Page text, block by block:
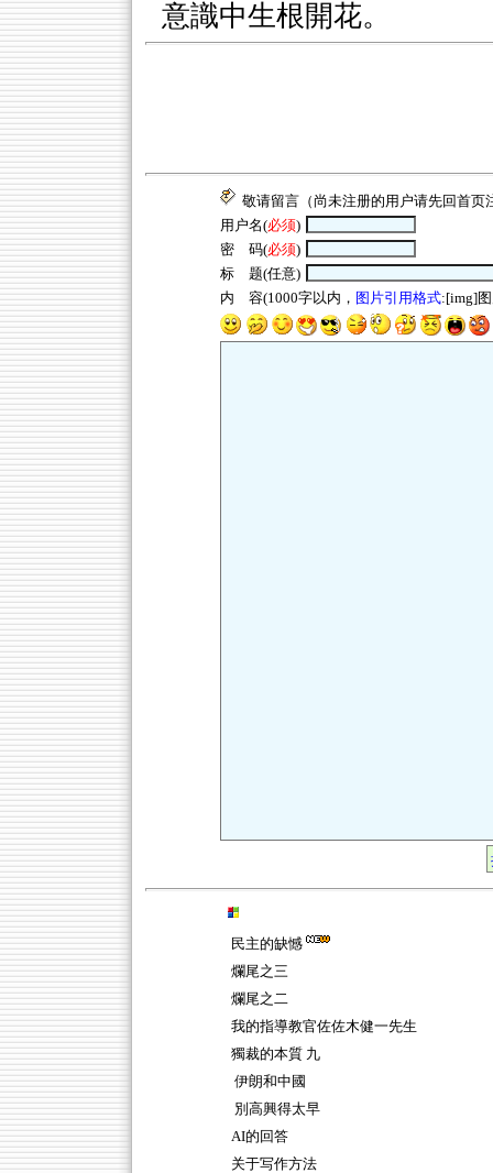
意識中生根開花。
敬请留言（尚未注册的用户请先回首页
用户名(必须)
密 码(必须)
标 题(任意)
内 容(1000字以内， 图片引用格式:[img]
民主的缺憾
爛尾之三
爛尾之二
我的指導教官佐佐木健一先生
獨裁的本質 九
伊朗和中國
別高興得太早
AI的回答
关于写作方法